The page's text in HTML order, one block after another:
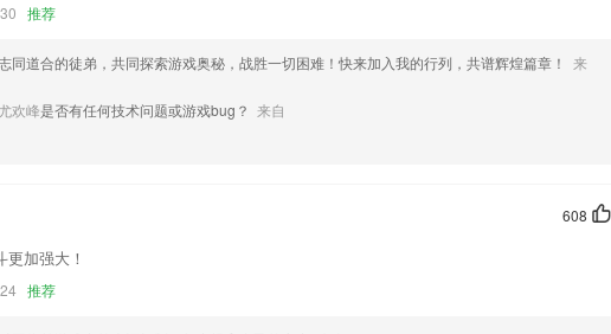
带你学
时开启考前押题训练，练习更多重点知识。
网址更新了什么?
信评价进展情况数据展示方式
等级不同
推荐
同道合的徒弟，共同探索游戏奥秘，战胜一切困难！快来加入我的行列，共谱辉煌篇章！
来
欢峰是否有任何技术问题或游戏bug？ 来自
608
加强大！
推荐